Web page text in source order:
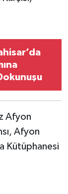
Afyon
Afyon
Kütüphanesi